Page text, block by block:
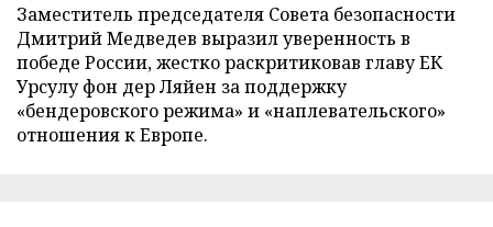
Заместитель председателя Совета безопасности
Дмитрий Медведев выразил уверенность в
победе России, жестко раскритиковав главу ЕК
Урсулу фон дер Ляйен за поддержку
«бендеровского режима» и «наплевательского»
отношения к Европе.